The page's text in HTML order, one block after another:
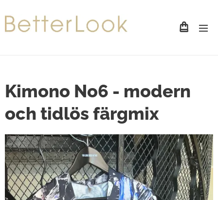
Kimono No6 - modern
och tidlös färgmix